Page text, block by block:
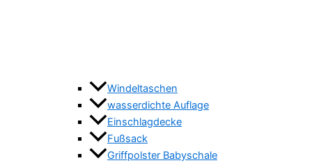
Windeltaschen
wasserdichte Auflage
Einschlagdecke
Fußsack
Griffpolster Babyschale